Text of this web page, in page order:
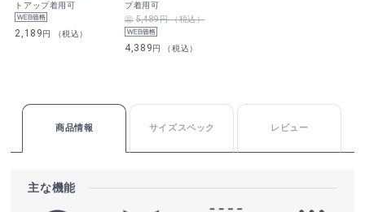
トアップ着用可
2,189円 （税込）
プ着用可
5,489円 （税込）
4,389円 （税込）
商品情報 サイズスペック レビュー
主な機能